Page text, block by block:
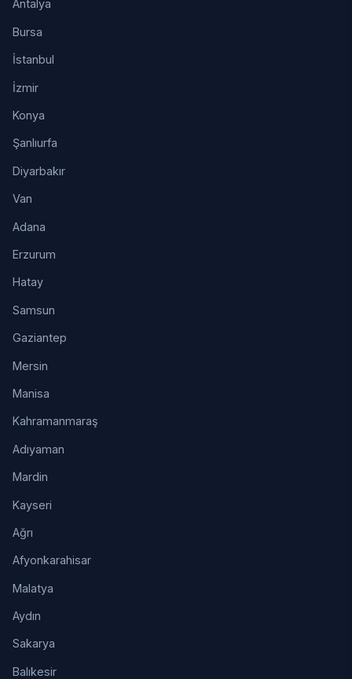
Antalya
Bursa
İstanbul
İzmir
Konya
Şanlıurfa
Diyarbakır
Van
Adana
Erzurum
Hatay
Samsun
Gaziantep
Mersin
Manisa
Kahramanmaraş
Adıyaman
Mardin
Kayseri
Ağrı
Afyonkarahisar
Malatya
Aydın
Sakarya
Balıkesir